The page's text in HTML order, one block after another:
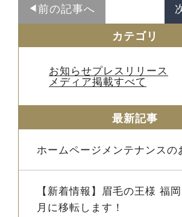
◀︎ 前の記事へ
カテゴリ
お知らせプレスリリース
メディア掲載すべて
最新記事
ホームページメンテナンスの
【新着情報】眉毛の王様 福
月に移転します！